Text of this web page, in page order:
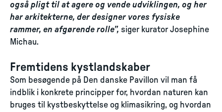
også pligt til at agere og vende udviklingen, og her
har arkitekterne, der designer vores fysiske
rammer, en afgørende rolle”, siger kurator Josephine
Michau.
Fremtidens kystlandskaber
Som besøgende på Den danske Pavillon vil man få
indblik i konkrete principper for, hvordan naturen kan
bruges til kystbeskyttelse og klimasikring, og hvordan